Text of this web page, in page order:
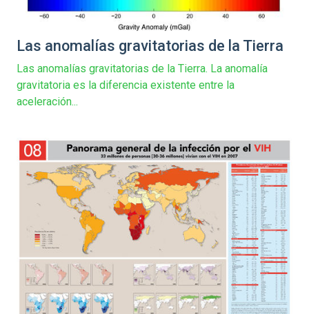
Las anomalías gravitatorias de la Tierra
Las anomalías gravitatorias de la Tierra. La anomalía
gravitatoria es la diferencia existente entre la
aceleración...